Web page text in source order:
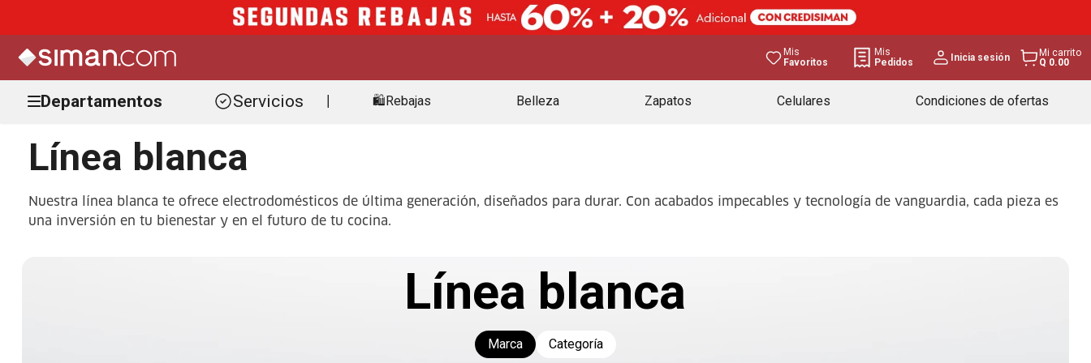
Mis
Favoritos
Mis
Pedidos
Inicia sesión
Mi carrito
Q 0.00
Departamentos Servicios 🛍️Rebajas Belleza Zapatos Celulares Condiciones de ofertas
Línea blanca
Nuestra línea blanca te ofrece electrodomésticos de última generación, diseñados para durar. Con acabados impecables y tecnología de vanguardia, cada pieza es
una inversión en tu bienestar y en el futuro de tu cocina.
Línea blanca
Marca Categoría